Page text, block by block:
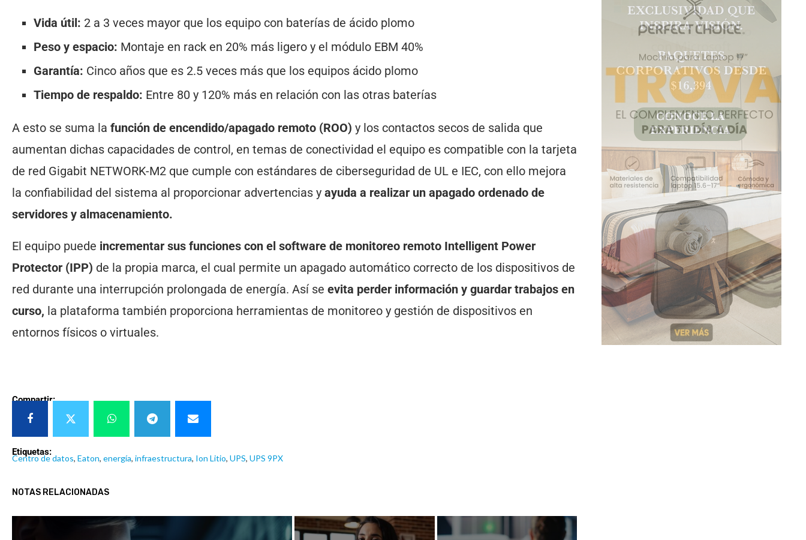
Vida útil: 2 a 3 veces mayor que los equipo con baterías de ácido plomo
Peso y espacio: Montaje en rack en 20% más ligero y el módulo EBM 40%
Garantía: Cinco años que es 2.5 veces más que los equipos ácido plomo
Tiempo de respaldo: Entre 80 y 120% más en relación con las otras baterías
A esto se suma la función de encendido/apagado remoto (ROO) y los contactos secos de salida que
aumentan dichas capacidades de control, en temas de conectividad el equipo es compatible con la tarjeta
de red Gigabit NETWORK-M2 que cumple con estándares de ciberseguridad de UL e IEC, con ello mejora
la confiabilidad del sistema al proporcionar advertencias y ayuda a realizar un apagado ordenado de
servidores y almacenamiento.
El equipo puede incrementar sus funciones con el software de monitoreo remoto Intelligent Power
Protector (IPP) de la propia marca, el cual permite un apagado automático correcto de los dispositivos de
red durante una interrupción prolongada de energía. Así se evita perder información y guardar trabajos en
curso, la plataforma también proporciona herramientas de monitoreo y gestión de dispositivos en
entornos físicos o virtuales.
Compartir:
Etiquetas:
Centro de datos, Eaton, energía, infraestructura, Ion Litio, UPS, UPS 9PX
NOTAS RELACIONADAS